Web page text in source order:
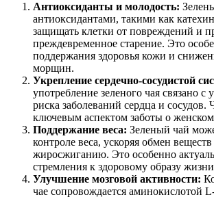
Антиоксиданты и молодость:
антиоксидантами, такими как
защищать клетки от повреждений и
преждевременное старение. Это
поддержания здоровья кожи и
морщин.
Укрепление сердечно-сосудистой
употребление зеленого чая связано
риска заболеваний сердца и сосудов.
ключевым аспектом заботы о женском
Поддержание веса: Зеленый чай
контроле веса, ускоряя обмен
жиросжиганию. Это особенно
стремления к здоровому образу
Улучшение мозговой активности:
чае сопровождается аминокислотой